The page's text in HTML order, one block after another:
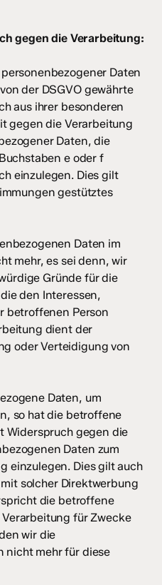
gegen die Verarbeitung:
Daten
der DSGVO gewährte
aus ihrer besonderen
gegen die Verarbeitung
Daten, die
e oder f
einzulegen. Dies gilt
gestütztes
Daten im
mehr, es sei denn, wir
Gründe für die
den Interessen,
betroffenen Person
dient der
oder Verteidigung von
Daten, um
so hat die betroffene
Widerspruch gegen die
Daten zum
einzulegen. Dies gilt auch
solcher Direktwerbung
die betroffene
für Zwecke
wir die
nicht mehr für diese